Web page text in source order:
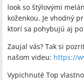
look so štýlovými
koženkou. Je vhodný
ktorí sa pohybujú aj
Zaujal vás? Tak si
našom videu: https://
Vypichnuté Top